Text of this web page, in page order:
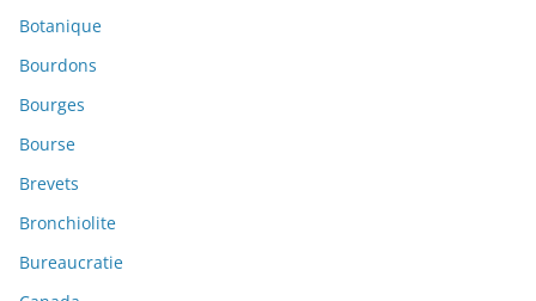
Botanique
Bourdons
Bourges
Bourse
Brevets
Bronchiolite
Bureaucratie